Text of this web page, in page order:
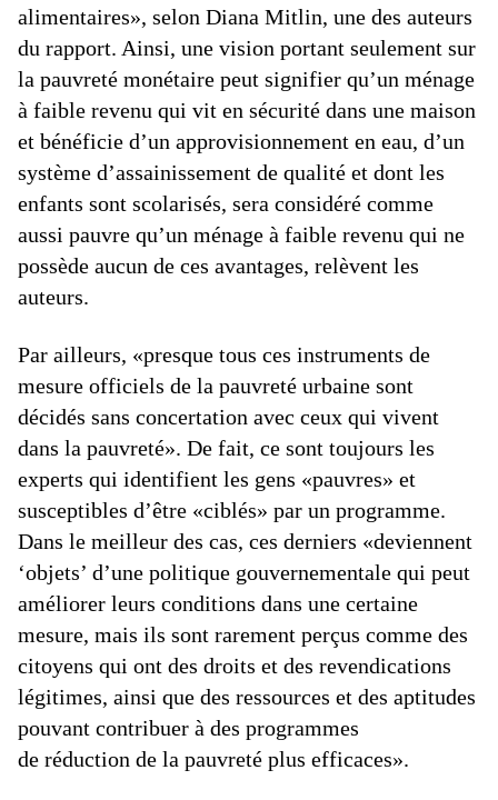
alimentaires», selon Diana Mitlin, une des auteurs
du rapport. Ainsi, une vision portant seulement sur
la pauvreté monétaire peut signifier qu’un ménage
à faible revenu qui vit en sécurité dans une maison
et bénéficie d’un approvisionnement en eau, d’un
système d’assainissement de qualité et dont les
enfants sont scolarisés, sera considéré comme
aussi pauvre qu’un ménage à faible revenu qui ne
possède aucun de ces avantages, relèvent les
auteurs.
Par ailleurs, «presque tous ces instruments de
mesure officiels de la pauvreté urbaine sont
décidés sans concertation avec ceux qui vivent
dans la pauvreté». De fait, ce sont toujours les
experts qui identifient les gens «pauvres» et
susceptibles d’être «ciblés» par un programme.
Dans le meilleur des cas, ces derniers «deviennent
‘objets’ d’une politique gouvernementale qui peut
améliorer leurs conditions dans une certaine
mesure, mais ils sont rarement perçus comme des
citoyens qui ont des droits et des revendications
légitimes, ainsi que des ressources et des aptitudes
pouvant contribuer à des programmes
de réduction de la pauvreté plus efficaces».